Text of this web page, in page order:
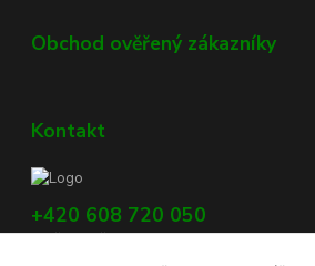
Obchod ověřený zákazníky
Kontakt
+420 608 720 050
Využijte náš chat, vpravo dole na obrazovce.